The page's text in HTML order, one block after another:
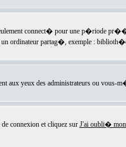
connect� pour une p�riode
un ordinateur partag�, exemple :
aux yeux des administrateurs ou vous-
connexion et cliquez sur J'ai oubli� mon